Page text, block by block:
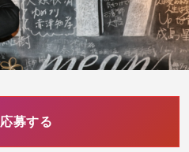
応募する